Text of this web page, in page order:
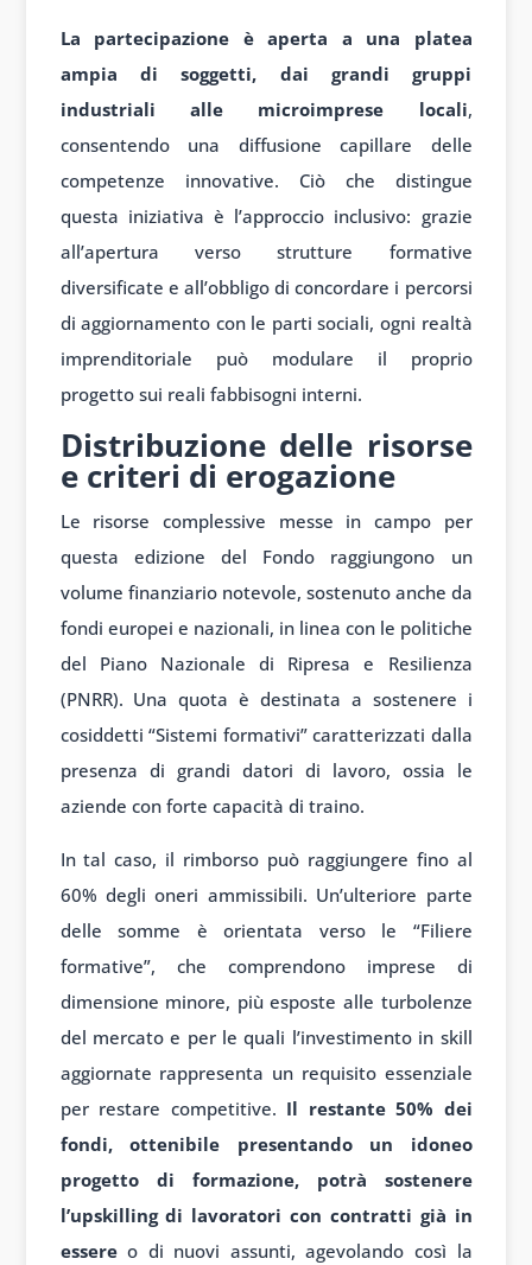
La partecipazione è aperta a una platea
ampia di soggetti, dai grandi gruppi
industriali alle microimprese locali,
consentendo una diffusione capillare delle
competenze innovative. Ciò che distingue
questa iniziativa è l’approccio inclusivo: grazie
all’apertura verso strutture formative
diversificate e all’obbligo di concordare i percorsi
di aggiornamento con le parti sociali, ogni realtà
imprenditoriale può modulare il proprio
progetto sui reali fabbisogni interni.
Distribuzione delle risorse
e criteri di erogazione
Le risorse complessive messe in campo per
questa edizione del Fondo raggiungono un
volume finanziario notevole, sostenuto anche da
fondi europei e nazionali, in linea con le politiche
del Piano Nazionale di Ripresa e Resilienza
(PNRR). Una quota è destinata a sostenere i
cosiddetti “Sistemi formativi” caratterizzati dalla
presenza di grandi datori di lavoro, ossia le
aziende con forte capacità di traino.
In tal caso, il rimborso può raggiungere fino al
60% degli oneri ammissibili. Un’ulteriore parte
delle somme è orientata verso le “Filiere
formative”, che comprendono imprese di
dimensione minore, più esposte alle turbolenze
del mercato e per le quali l’investimento in skill
aggiornate rappresenta un requisito essenziale
per restare competitive. Il restante 50% dei
fondi, ottenibile presentando un idoneo
progetto di formazione, potrà sostenere
l’upskilling di lavoratori con contratti già in
essereo di nuovi assunti, agevolando così la